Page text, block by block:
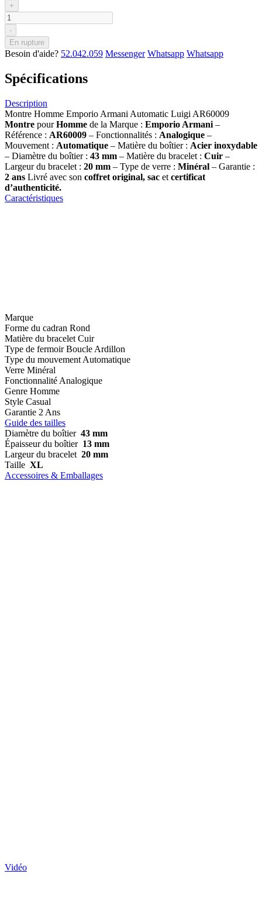
+
-
En rupture
Besoin d'aide? 52.042.059 Messenger Whatsapp Whatsapp
Spécifications
Description
Montre Homme Emporio Armani Automatic Luigi AR60009
Montre pourHomme de la Marque : Emporio Armani –
Référence : AR60009 – Fonctionnalités : Analogique –
Mouvement : Automatique – Matière du boîtier : Acier inoxydable
– Diamètre du boîtier : 43 mm – Matière du bracelet : Cuir –
Largeur du bracelet : 20 mm – Type de verre : Minéral – Garantie :
2 ans Livré avec son coffret original, sac et certificat
d’authenticité.
Caractéristiques
Marque
Forme du cadran Rond
Matière du bracelet Cuir
Type de fermoir Boucle Ardillon
Type du mouvement Automatique
Verre Minéral
Fonctionnalité Analogique
Genre Homme
Style Casual
Garantie 2 Ans
Guide des tailles
Diamètre du boîtier 43 mm
Épaisseur du boîtier 13 mm
Largeur du bracelet 20 mm
Taille XL
Accessoires & Emballages
Vidéo